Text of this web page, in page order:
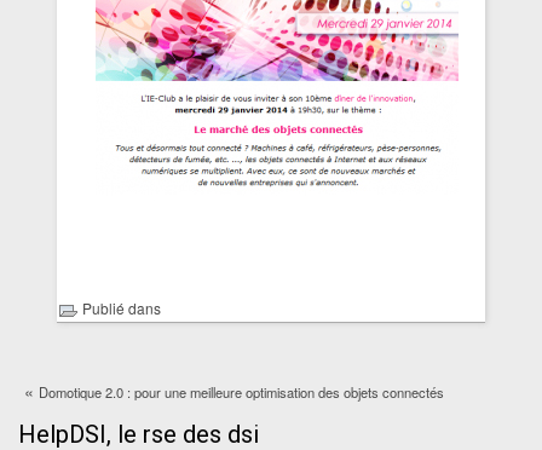
Publié dans
« Domotique 2.0 : pour une meilleure optimisation des objets connectés
HelpDSI, le rse des dsi